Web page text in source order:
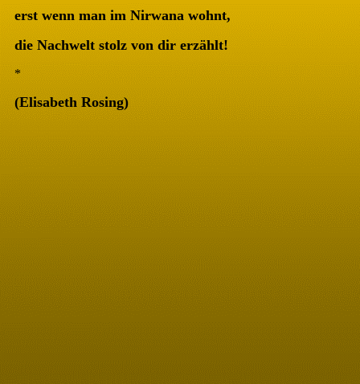
erst wenn man im Nirwana wohnt,
die Nachwelt stolz von dir erzählt!
*
(Elisabeth Rosing)